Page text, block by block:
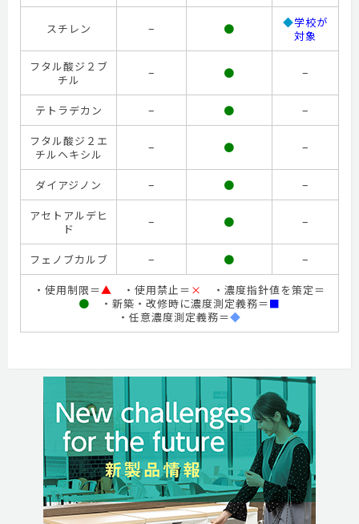
スチレン – ● ◆学校が
対象
フタル酸ジ２ブ
チル
– ● –
テトラデカン – ● –
フタル酸ジ２エ
チルヘキシル
– ● –
ダイアジノン – ● –
アセトアルデヒ
ド
– ● –
フェノブカルブ – ● –
・使用制限＝▲ ・使用禁止＝ ×
・濃度指針値を策定＝
● ・新築・改修時に濃度測定義務＝■
・任意濃度測定義務＝◆